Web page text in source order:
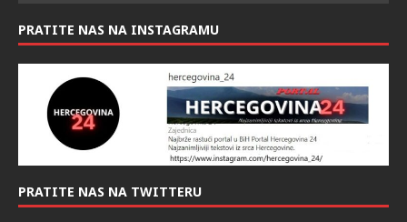
PRATITE NAS NA INSTAGRAMU
PRATITE NAS NA TWITTERU